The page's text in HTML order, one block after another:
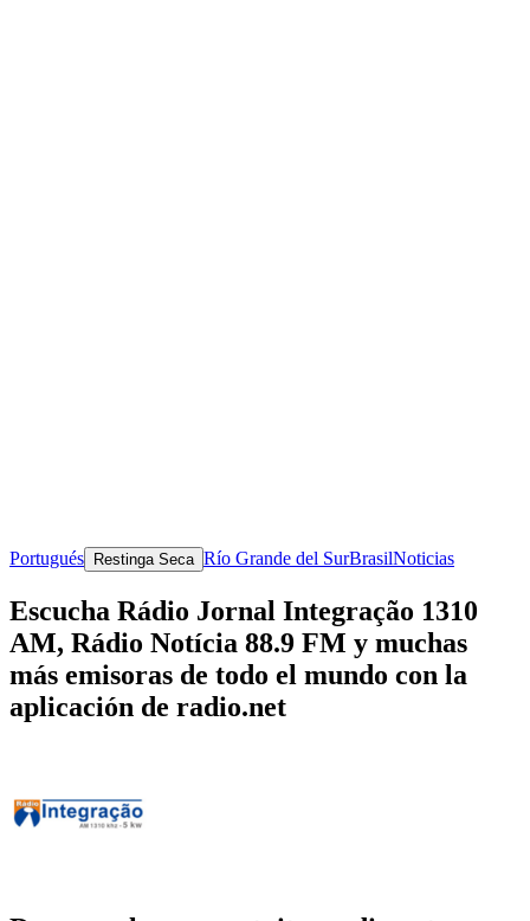
Portugués Restinga Seca Río Grande del SurBrasilNoticias
Escucha Rádio Jornal Integração 1310
AM, Rádio Notícia 88.9 FM y muchas
más emisoras de todo el mundo con la
aplicación de radio.net